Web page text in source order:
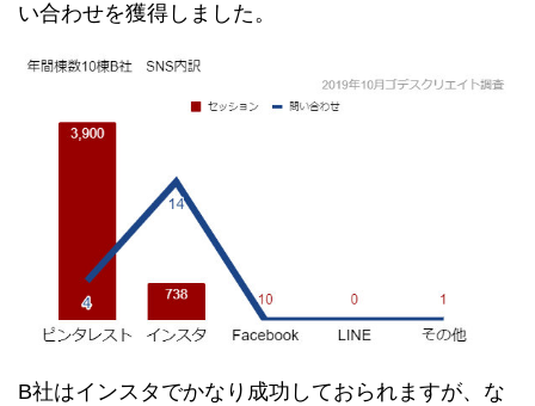
い合わせを獲得しました。
B社はインスタでかなり成功しておられますが、な